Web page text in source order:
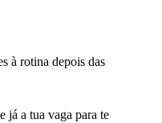
à rotina depois das
já a tua vaga para te